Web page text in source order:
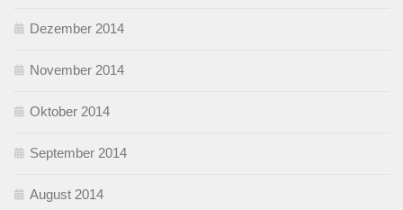
Dezember 2014
November 2014
Oktober 2014
September 2014
August 2014